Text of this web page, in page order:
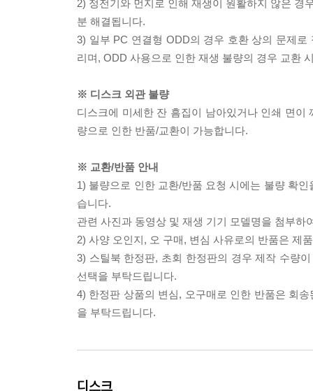
2) 정전기와 먼지로 인해 재생이 원활하지 않은 경
분 해결됩니다.
3) 일부 PC 연결형 ODD의 경우 호환 상의 문제
리며, ODD 사용으로 인한 재생 불량의 경우 교환
※ 디스크 외관 불량
디스크에 미세한 잔 흠집이 남아있거나 인쇄 면
량으로 인한 반품/교환이 가능합니다.
※ 교환/반품 안내
1) 불량으로 인한 교환/반품 요청 시에는 불량 확
습니다.
관련 사진과 동영상 및 재생 기기 모델명을 첨부하
2) 사양 오인지, 오 구매, 변심 사유로의 반품은 제
3) 스틸북 한정판, 초회 한정판의 경우 제작 수량
선택을 부탁드립니다.
4) 한정판 상품의 변심, 오구매로 인한 반품은 회
을 부탁드립니다.
디스크